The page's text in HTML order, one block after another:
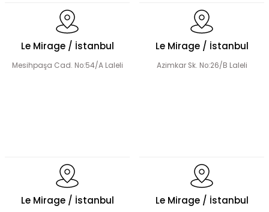
Le Mirage / İstanbul
Mesihpaşa Cad. No:54/A Laleli
Le Mirage / İstanbul
Azimkar Sk. No:26/B Laleli
Le Mirage / İstanbul Le Mirage / İstanbul